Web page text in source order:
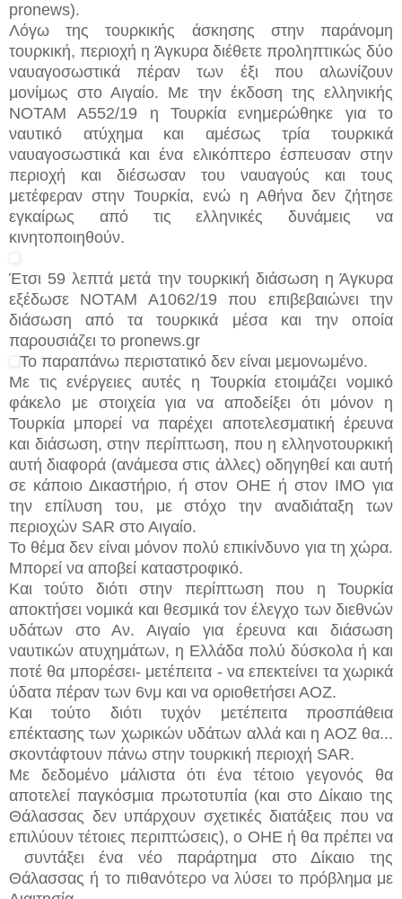
pronews).
Λόγω της τουρκικής άσκησης στην παράνομη
τουρκική, περιοχή η Άγκυρα διέθετε προληπτικώς δύο
ναυαγοσωστικά πέραν των έξι που αλωνίζουν
μονίμως στο Αιγαίο. Με την έκδοση της ελληνικής
ΝΟΤΑΜ Α552/19 η Τουρκία ενημερώθηκε για το
ναυτικό ατύχημα και αμέσως τρία τουρκικά
ναυαγοσωστικά και ένα ελικόπτερο έσπευσαν στην
περιοχή και διέσωσαν του ναυαγούς και τους
μετέφεραν στην Τουρκία, ενώ η Αθήνα δεν ζήτησε
εγκαίρως από τις ελληνικές δυνάμεις να
κινητοποιηθούν.
Έτσι 59 λεπτά μετά την τουρκική διάσωση η Άγκυρα
εξέδωσε ΝΟΤΑΜ Α1062/19 που επιβεβαιώνει την
διάσωση από τα τουρκικά μέσα και την οποία
παρουσιάζει το pronews.gr
Το παραπάνω περιστατικό δεν είναι μεμονωμένο.
Με τις ενέργειες αυτές η Τουρκία ετοιμάζει νομικό
φάκελο με στοιχεία για να αποδείξει ότι μόνον η
Τουρκία μπορεί να παρέχει αποτελεσματική έρευνα
και διάσωση, στην περίπτωση, που η ελληνοτουρκική
αυτή διαφορά (ανάμεσα στις άλλες) οδηγηθεί και αυτή
σε κάποιο Δικαστήριο, ή στον ΟΗΕ ή στον ΙΜΟ για
την επίλυση του, με στόχο την αναδιάταξη των
περιοχών SAR στο Αιγαίο.
Το θέμα δεν είναι μόνον πολύ επικίνδυνο για τη χώρα.
Μπορεί να αποβεί καταστροφικό.
Και τούτο διότι στην περίπτωση που η Τουρκία
αποκτήσει νομικά και θεσμικά τον έλεγχο των διεθνών
υδάτων στο Αν. Αιγαίο για έρευνα και διάσωση
ναυτικών ατυχημάτων, η Ελλάδα πολύ δύσκολα ή και
ποτέ θα μπορέσει- μετέπειτα - να επεκτείνει τα χωρικά
ύδατα πέραν των 6νμ και να οριοθετήσει ΑΟΖ.
Και τούτο διότι τυχόν μετέπειτα προσπάθεια
επέκτασης των χωρικών υδάτων αλλά και η ΑΟΖ θα...
σκοντάφτουν πάνω στην τουρκική περιοχή SAR.
Με δεδομένο μάλιστα ότι ένα τέτοιο γεγονός θα
αποτελεί παγκόσμια πρωτοτυπία (και στο Δίκαιο της
Θάλασσας δεν υπάρχουν σχετικές διατάξεις που να
επιλύουν τέτοιες περιπτώσεις), ο ΟΗΕ ή θα πρέπει να
συντάξει ένα νέο παράρτημα στο Δίκαιο της
Θάλασσας ή το πιθανότερο να λύσει το πρόβλημα με